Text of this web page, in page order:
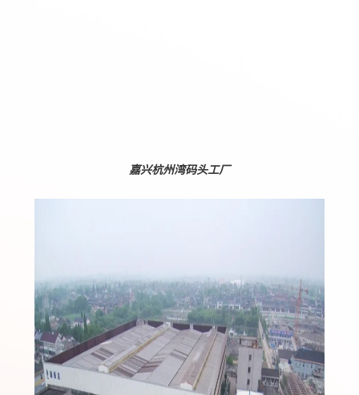
嘉兴杭州湾码头工厂